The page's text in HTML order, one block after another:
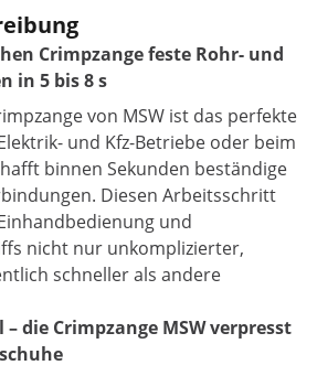
Crimpzange feste Rohr- und
in 5 bis 8 s
von MSW ist das perfekte
und Kfz-Betriebe oder beim
binnen Sekunden beständige
Diesen Arbeitsschritt
und
nicht nur unkomplizierter,
schneller als andere
die Crimpzange MSW verpresst